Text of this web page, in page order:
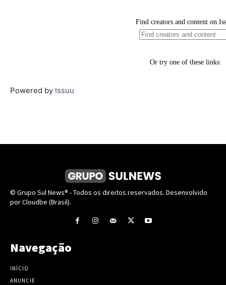
Powered by Issuu
© Grupo Sul News® - Todos os direitos reservados. Desenvolvido
por Cloudbe (Brasil).
Navegação
INÍCIO
ANUNCIE